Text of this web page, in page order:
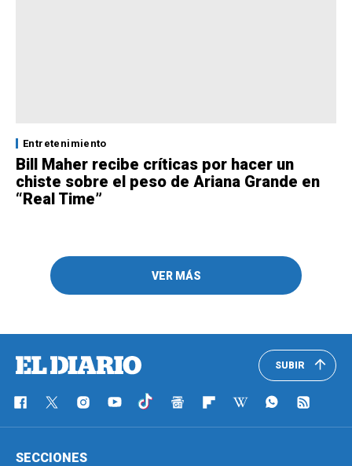
Entretenimiento
Bill Maher recibe críticas por hacer un
chiste sobre el peso de Ariana Grande en
“Real Time”
VER MÁS
SUBIR
SECCIONES